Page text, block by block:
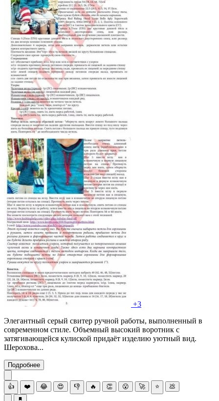
+3
Элегантный серый свитер ручной работы, выполненный в
современном стиле. Объемный высокий воротник с
затягивающейся кулиской придаёт изделию уютный вид.
Шерохова...
Подробнее
👍 ❤️ 😂 😍 👎 🔥 👏 😮 🚀 ⭐ 💩